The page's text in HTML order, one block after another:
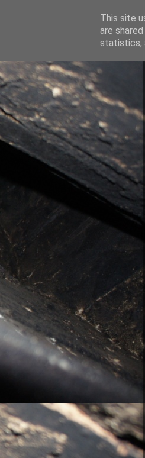
This site
are
statistics,